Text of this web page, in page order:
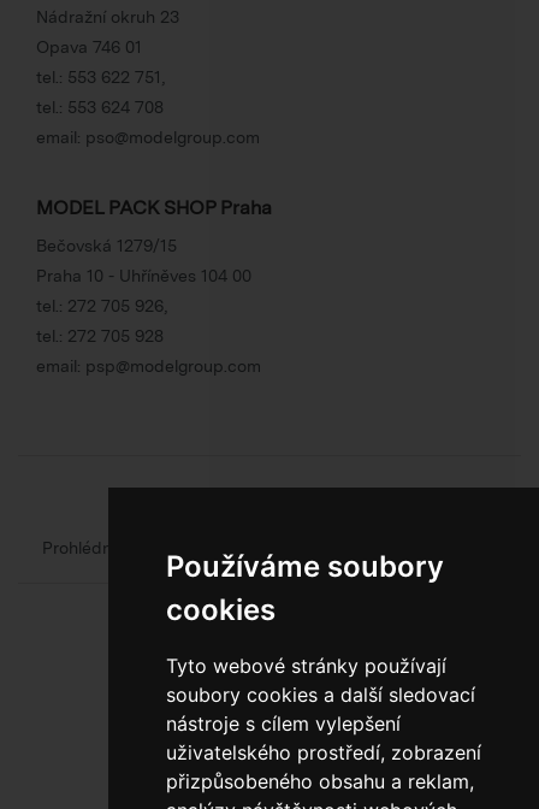
Používáme soubory
cookies
Tyto webové stránky používají
soubory cookies a další sledovací
nástroje s cílem vylepšení
uživatelského prostředí, zobrazení
přizpůsobeného obsahu a reklam,
Nádražní okruh 23
Opava 746 01
tel.: 553 622 751
tel.: 553 624 708
email: pso@modelgroup.com
MODEL PACK SHOP Praha
Bečovská 1279/15
Praha 10 - Uhříněves 104 00
tel.: 272 705 926
tel.: 272 705 928
email: psp@modelgroup.com
Prohlédněte si web oficiálního výrobce obalů
800 10 10 77